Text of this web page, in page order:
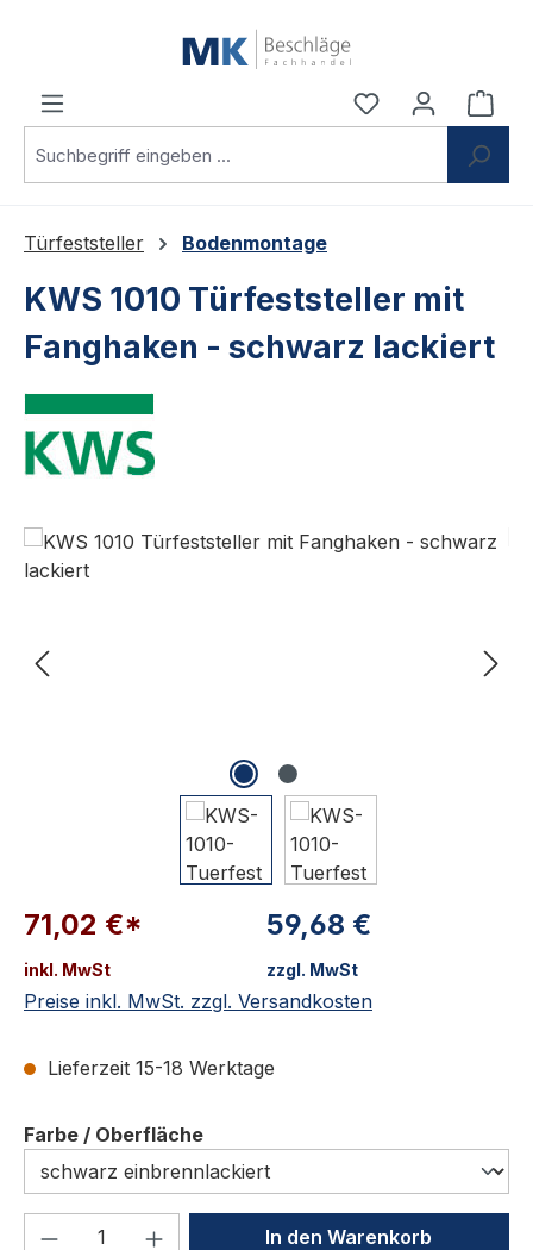
Du hast 0
Türfeststeller Bodenmontage
KWS 1010 Türfeststeller mit
Fanghaken - schwarz lackiert
71,02 €*
inkl. MwSt
59,68 €
zzgl. MwSt
Preise inkl. MwSt. zzgl. Versandkosten
Lieferzeit 15-18 Werktage
Farbe / Oberflächeauswählen
Produkt Anzahl: Gib denIn den Warenkorb